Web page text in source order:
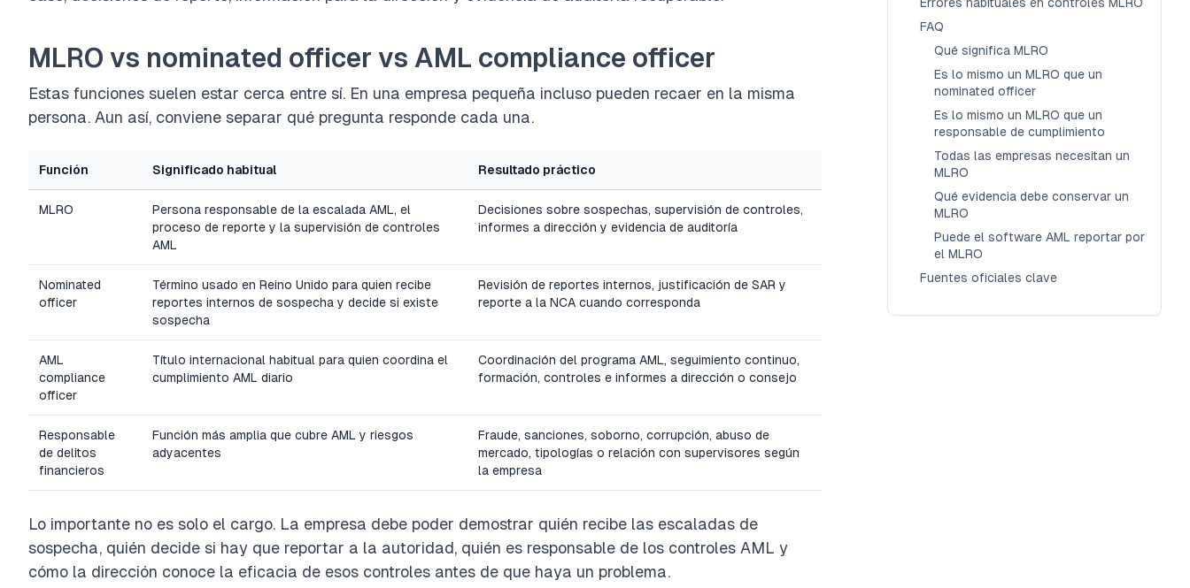
MLRO vs nominated officer vs AML compliance officer
Estas funciones suelen estar cerca entre sí. En una empresa pequeña incluso pueden recaer en la misma
persona. Aun así, conviene separar qué pregunta responde cada una.
Función Significado habitual Resultado práctico
MLRO
Persona responsable de la escalada AML, el
proceso de reporte y la supervisión de controles
AML
Decisiones sobre sospechas, supervisión de controles,
informes a dirección y evidencia de auditoría
Nominated
officer
Término usado en Reino Unido para quien recibe
reportes internos de sospecha y decide si existe
sospecha
Revisión de reportes internos, justificación de SAR y
reporte a la NCA cuando corresponda
AML
compliance
officer
Título internacional habitual para quien coordina el
cumplimiento AML diario
Coordinación del programa AML, seguimiento continuo,
formación, controles e informes a dirección o consejo
Responsable
de delitos
financieros
Función más amplia que cubre AML y riesgos
adyacentes
Fraude, sanciones, soborno, corrupción, abuso de
mercado, tipologías o relación con supervisores según
la empresa
Lo importante no es solo el cargo. La empresa debe poder demostrar quién recibe las escaladas de
sospecha, quién decide si hay que reportar a la autoridad, quién es responsable de los controles AML y
cómo la dirección conoce la eficacia de esos controles antes de que haya un problema.
FAQ
Qué significa MLRO
Es lo mismo un MLRO que un
nominated officer
Es lo mismo un MLRO que un
responsable de cumplimiento
Todas las empresas necesitan un
MLRO
Qué evidencia debe conservar un
MLRO
Puede el software AML reportar por
el MLRO
Fuentes oficiales clave